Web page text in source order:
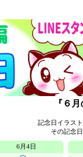
『６
記念日イラス
その記念
6月4日